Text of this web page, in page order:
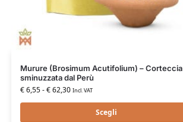
Murure (Brosimum Acutifolium) – Corteccia
sminuzzata dal Perù
€6,55-€62,30 Incl. VAT
Scegli